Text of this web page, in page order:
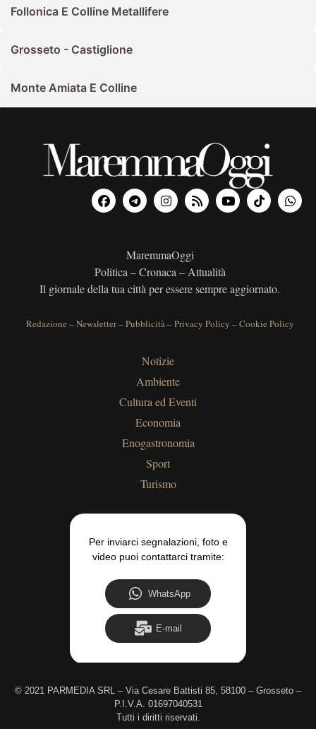
Follonica E Colline Metallifere
Grosseto - Castiglione
Monte Amiata E Colline
MaremmaOggi
Politica – Cronaca – Attualità
Il giornale della tua città per essere sempre aggiornato.
Redazione –Newsletter–Pubblicità–Privacy Policy –Cookie Policy
Notizie
Ambiente
Cultura ed Eventi
Economia
Enogastronomia
Sport
Turismo
Per inviarci segnalazioni, foto e
video puoi contattarci tramite:
WhatsApp
E-mail
© 2021 PARMEDIA SRL – Via Cesare Battisti 85, 58100 – Grosseto –
P.I.V.A. 01697040531
Tutti i diritti riservati.